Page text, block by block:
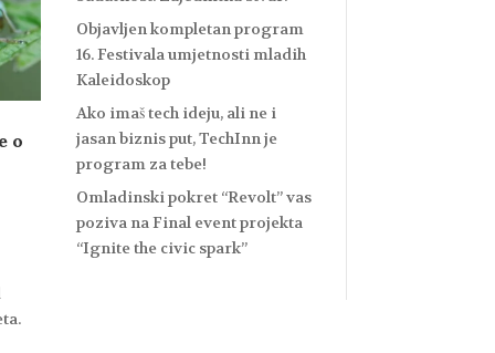
o
Objavljen kompletan program
16. Festivala umjetnosti mladih
Kaleidoskop
Ako imaš tech ideju, ali ne i
jasan biznis put, TechInn je
program za tebe!
Omladinski pokret “Revolt” vas
poziva na Final event projekta
“Ignite the civic spark”